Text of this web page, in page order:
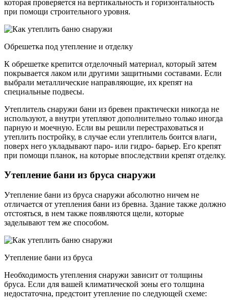
которая проверяется на вертикальность и горизонтальность
при помощи строительного уровня.
Обрешетка под утепление и отделку
К обрешетке крепится отделочный материал, который затем
покрывается лаком или другими защитными составами. Если
выбрали металлические направляющие, их крепят на
специальные подвесы.
Утеплитель снаружи бани из бревен практически никогда не
используют, а внутри утепляют дополнительно только иногда
парную и моечную. Если вы решили перестраховаться и
утеплить постройку, в случае если утеплитель боится влаги,
поверх него укладывают паро- или гидро- барьер. Его крепят
при помощи планок, на которые впоследствии крепят отделку.
Утепление бани из бруса снаружи
Утепление бани из бруса снаружи абсолютно ничем не
отличается от утепления бани из бревна. Здание также должно
отстояться, в нем также появляются щели, которые
заделывают тем же способом.
Утепление бани из бруса
Необходимость утепления снаружи зависит от толщины
бруса. Если для вашей климатической зоны его толщина
недостаточна, предстоит утепление по следующей схеме: